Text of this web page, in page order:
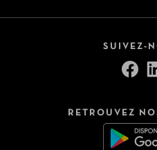
SUIVEZ-
RETROUVEZ